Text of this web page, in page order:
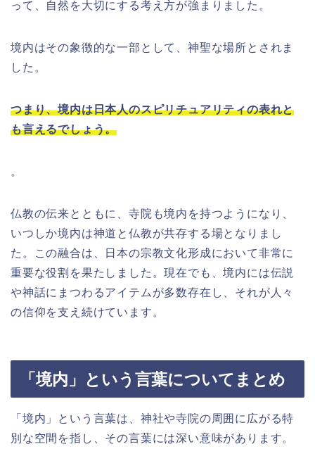
って、自然を大切にする考え方が強まりました。
境内はその象徴的な一部として、神聖な場所とされま
した。
つまり、境内は日本人のスピリチュアリティの表れと
も言えるでしょう。
。
仏教の伝来とともに、寺院も境内を持つようになり、
いつしか境内は神道と仏教が共存する場となりまし
た。この融合は、日本の宗教文化形成において非常に
重要な役割を果たしました。現在でも、境内には伝説
や神話にまつわるアイテムが多数存在し、それが人々
の信仰を支え続けています。
「境内」という言葉についてまとめ
「境内」という言葉は、神社や寺院の周囲に広がる特
別な空間を指し、その言葉には深い意味があります。